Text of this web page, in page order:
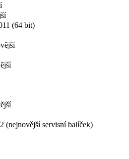
(64 bit)
(nejnovější servisní balíček)